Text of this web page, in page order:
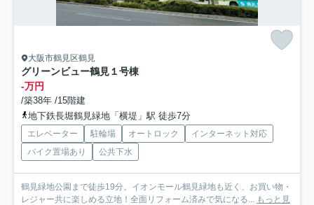
大阪市鶴見区鶴見
グリーンビュー鶴見１号棟
-万円
/築38年 /15階建
地下鉄長堀鶴見緑地「横堤」駅 徒歩7分
エレベーター 駐輪場 オートロック
インターネット対応
バイク置場あり
公共下水
鶴見緑地公園まで徒歩19分。イオンモール鶴見緑地も近く、お買い物・
レジャー共に楽しめる立地！全面リフォーム済みで気になる...
もっと見